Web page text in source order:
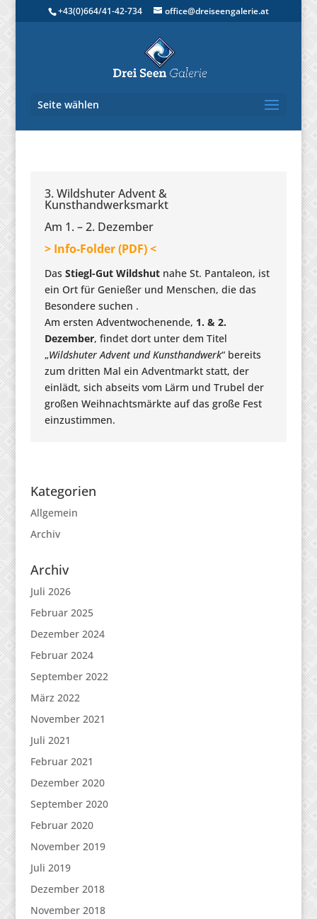
+43(0)664/41-42-734 office@dreiseengalerie.at
Seite wählen
3. Wildshuter Advent &
Kunsthandwerksmarkt
Am 1. – 2. Dezember
> Info-Folder (PDF) <
Das Stiegl-Gut Wildshutnahe St. Pantaleon, ist
ein Ort für Genießer und Menschen, die das
Besondere suchen .
Am ersten Adventwochenende, 1. & 2.
Dezember, findet dort unter dem Titel
„Wildshuter Advent und Kunsthandwerk“ bereits
zum dritten Mal ein Adventmarkt statt, der
einlädt, sich abseits vom Lärm und Trubel der
großen Weihnachtsmärkte auf das große Fest
einzustimmen.
Kategorien
Allgemein
Archiv
Archiv
Juli 2026
Februar 2025
Dezember 2024
Februar 2024
September 2022
März 2022
November 2021
Juli 2021
Februar 2021
Dezember 2020
September 2020
Februar 2020
November 2019
Juli 2019
Dezember 2018
November 2018